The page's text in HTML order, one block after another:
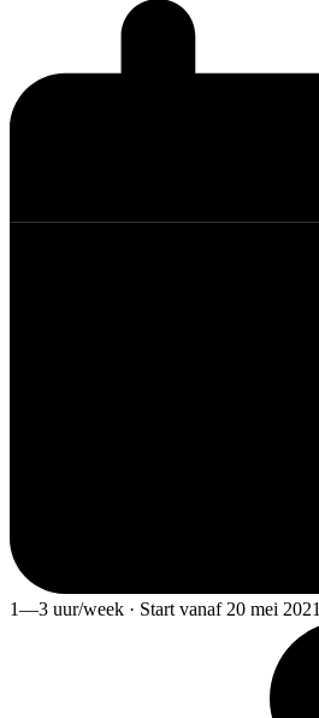
1—3 uur/week · Start vanaf 20 mei 2021